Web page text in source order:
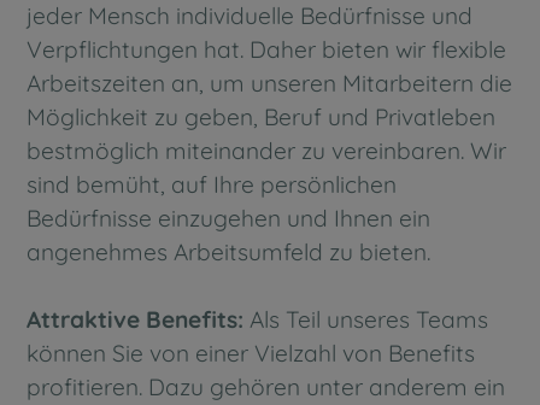
jeder Mensch individuelle Bedürfnisse und
Verpflichtungen hat. Daher bieten wir flexible
Arbeitszeiten an, um unseren Mitarbeitern die
Möglichkeit zu geben, Beruf und Privatleben
bestmöglich miteinander zu vereinbaren. Wir
sind bemüht, auf Ihre persönlichen
Bedürfnisse einzugehen und Ihnen ein
angenehmes Arbeitsumfeld zu bieten.
Attraktive Benefits: Als Teil unseres Teams
können Sie von einer Vielzahl von Benefits
profitieren. Dazu gehören unter anderem ein